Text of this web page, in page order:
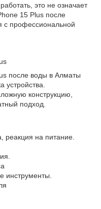
это не означает
15 Plus после
с профессиональной
после воды в Алматы
устройства.
конструкцию,
подход.
реакция на питание.
инструменты.